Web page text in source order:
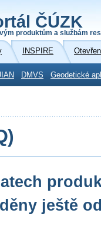
ČÚZK
produktům a službám
INSPIRE
DMVS Geodetické
ještě